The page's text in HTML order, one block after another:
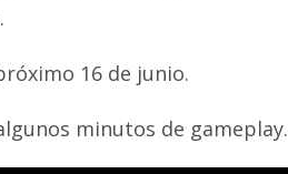
16 de junio.
minutos de gameplay.